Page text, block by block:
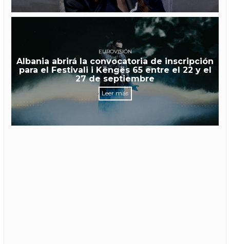
EUROVISIÓN
Albania abrirá la convocatoria de inscripción
para el Festivali i Këngës 65 entre el 22 y el
27 de septiembre
Leer más